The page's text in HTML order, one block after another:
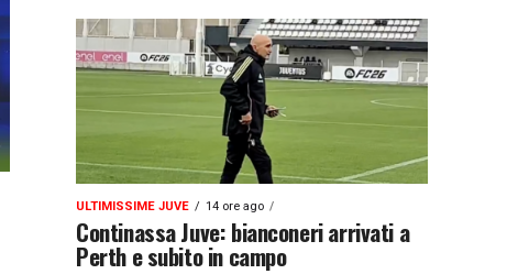
ULTIMISSIME JUVE 14 ore ago
Continassa Juve: bianconeri arrivati a
Perth e subito in campo